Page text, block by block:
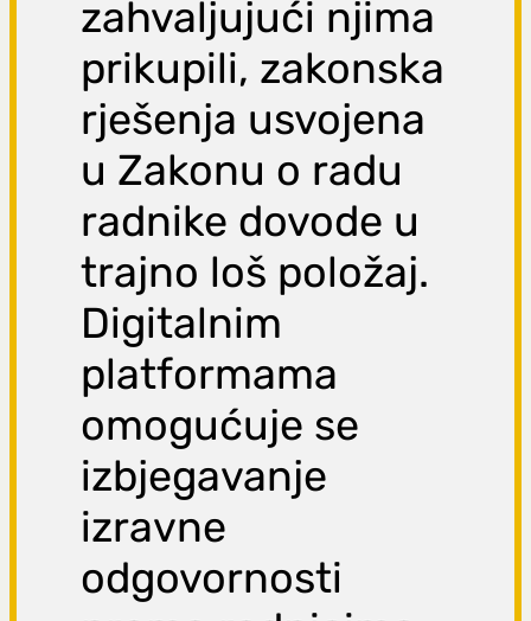
zahvaljujući njima
prikupili, zakonska
rješenja usvojena
u Zakonu o radu
radnike dovode u
trajno loš položaj.
Digitalnim
platformama
omogućuje se
izbjegavanje
izravne
odgovornosti